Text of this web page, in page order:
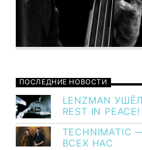
ПОСЛЕДНИЕ НОВОСТИ
LENZMAN
REST IN PEACE!
TECHNIMATIC
ВСЕХ НАС